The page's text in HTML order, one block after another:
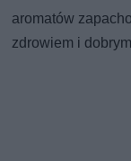
aromatów
zdrowiem i